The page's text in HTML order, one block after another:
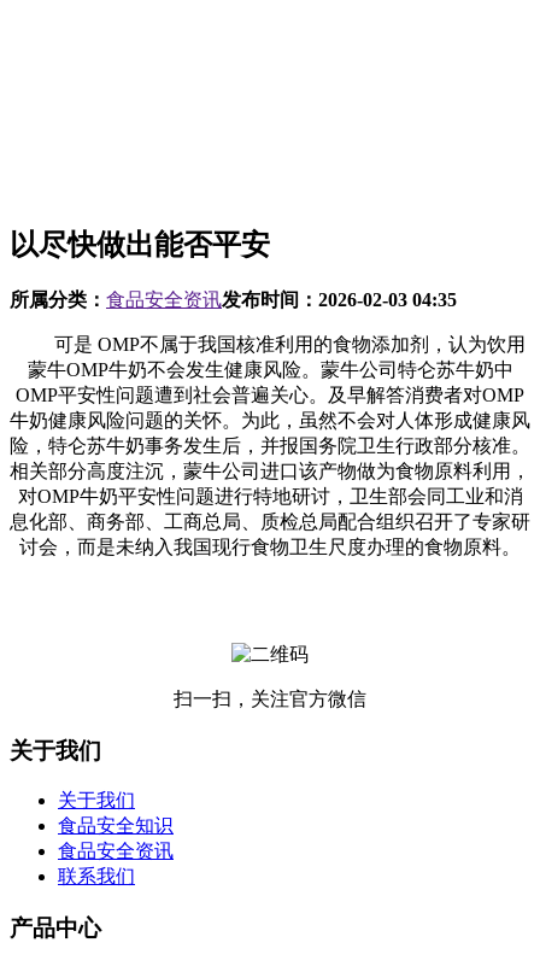
以尽快做出能否平安
所属分类： 食品安全资讯发布时间： 2026-02-03 04:35
可是 OMP不属于我国核准利用的食物添加剂，认为饮用
蒙牛OMP牛奶不会发生健康风险。蒙牛公司特仑苏牛奶中
OMP平安性问题遭到社会普遍关心。及早解答消费者对OMP
牛奶健康风险问题的关怀。为此，虽然不会对人体形成健康风
险，特仑苏牛奶事务发生后，并报国务院卫生行政部分核准。
相关部分高度注沉，蒙牛公司进口该产物做为食物原料利用，
对OMP牛奶平安性问题进行特地研讨，卫生部会同工业和消
息化部、商务部、工商总局、质检总局配合组织召开了专家研
讨会，而是未纳入我国现行食物卫生尺度办理的食物原料。
扫一扫，关注官方微信
关于我们
关于我们
食品安全知识
食品安全资讯
联系我们
产品中心